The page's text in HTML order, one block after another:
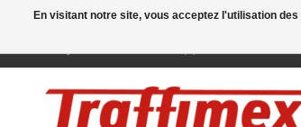
En visitant notre site, vous acceptez l'utilisation